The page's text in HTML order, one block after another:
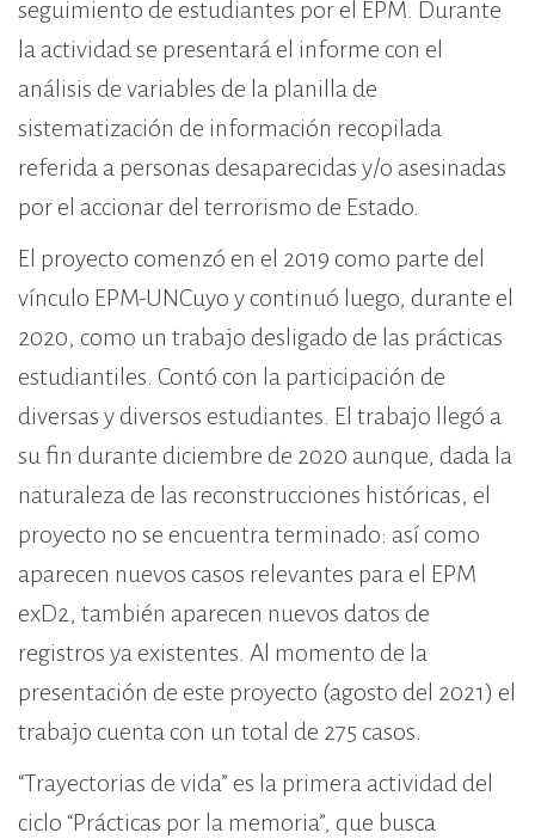
seguimiento de estudiantes por el EPM. Durante
la actividad se presentará el informe con el
análisis de variables de la planilla de
sistematización de información recopilada
referida a personas desaparecidas y/o asesinadas
por el accionar del terrorismo de Estado.
El proyecto comenzó en el 2019 como parte del
vínculo EPM-UNCuyo y continuó luego, durante el
2020, como un trabajo desligado de las prácticas
estudiantiles. Contó con la participación de
diversas y diversos estudiantes. El trabajo llegó a
su fin durante diciembre de 2020 aunque, dada la
naturaleza de las reconstrucciones históricas, el
proyecto no se encuentra terminado: así como
aparecen nuevos casos relevantes para el EPM
exD2, también aparecen nuevos datos de
registros ya existentes. Al momento de la
presentación de este proyecto (agosto del 2021) el
trabajo cuenta con un total de 275 casos.
“Trayectorias de vida” es la primera actividad del
ciclo “Prácticas por la memoria”, que busca